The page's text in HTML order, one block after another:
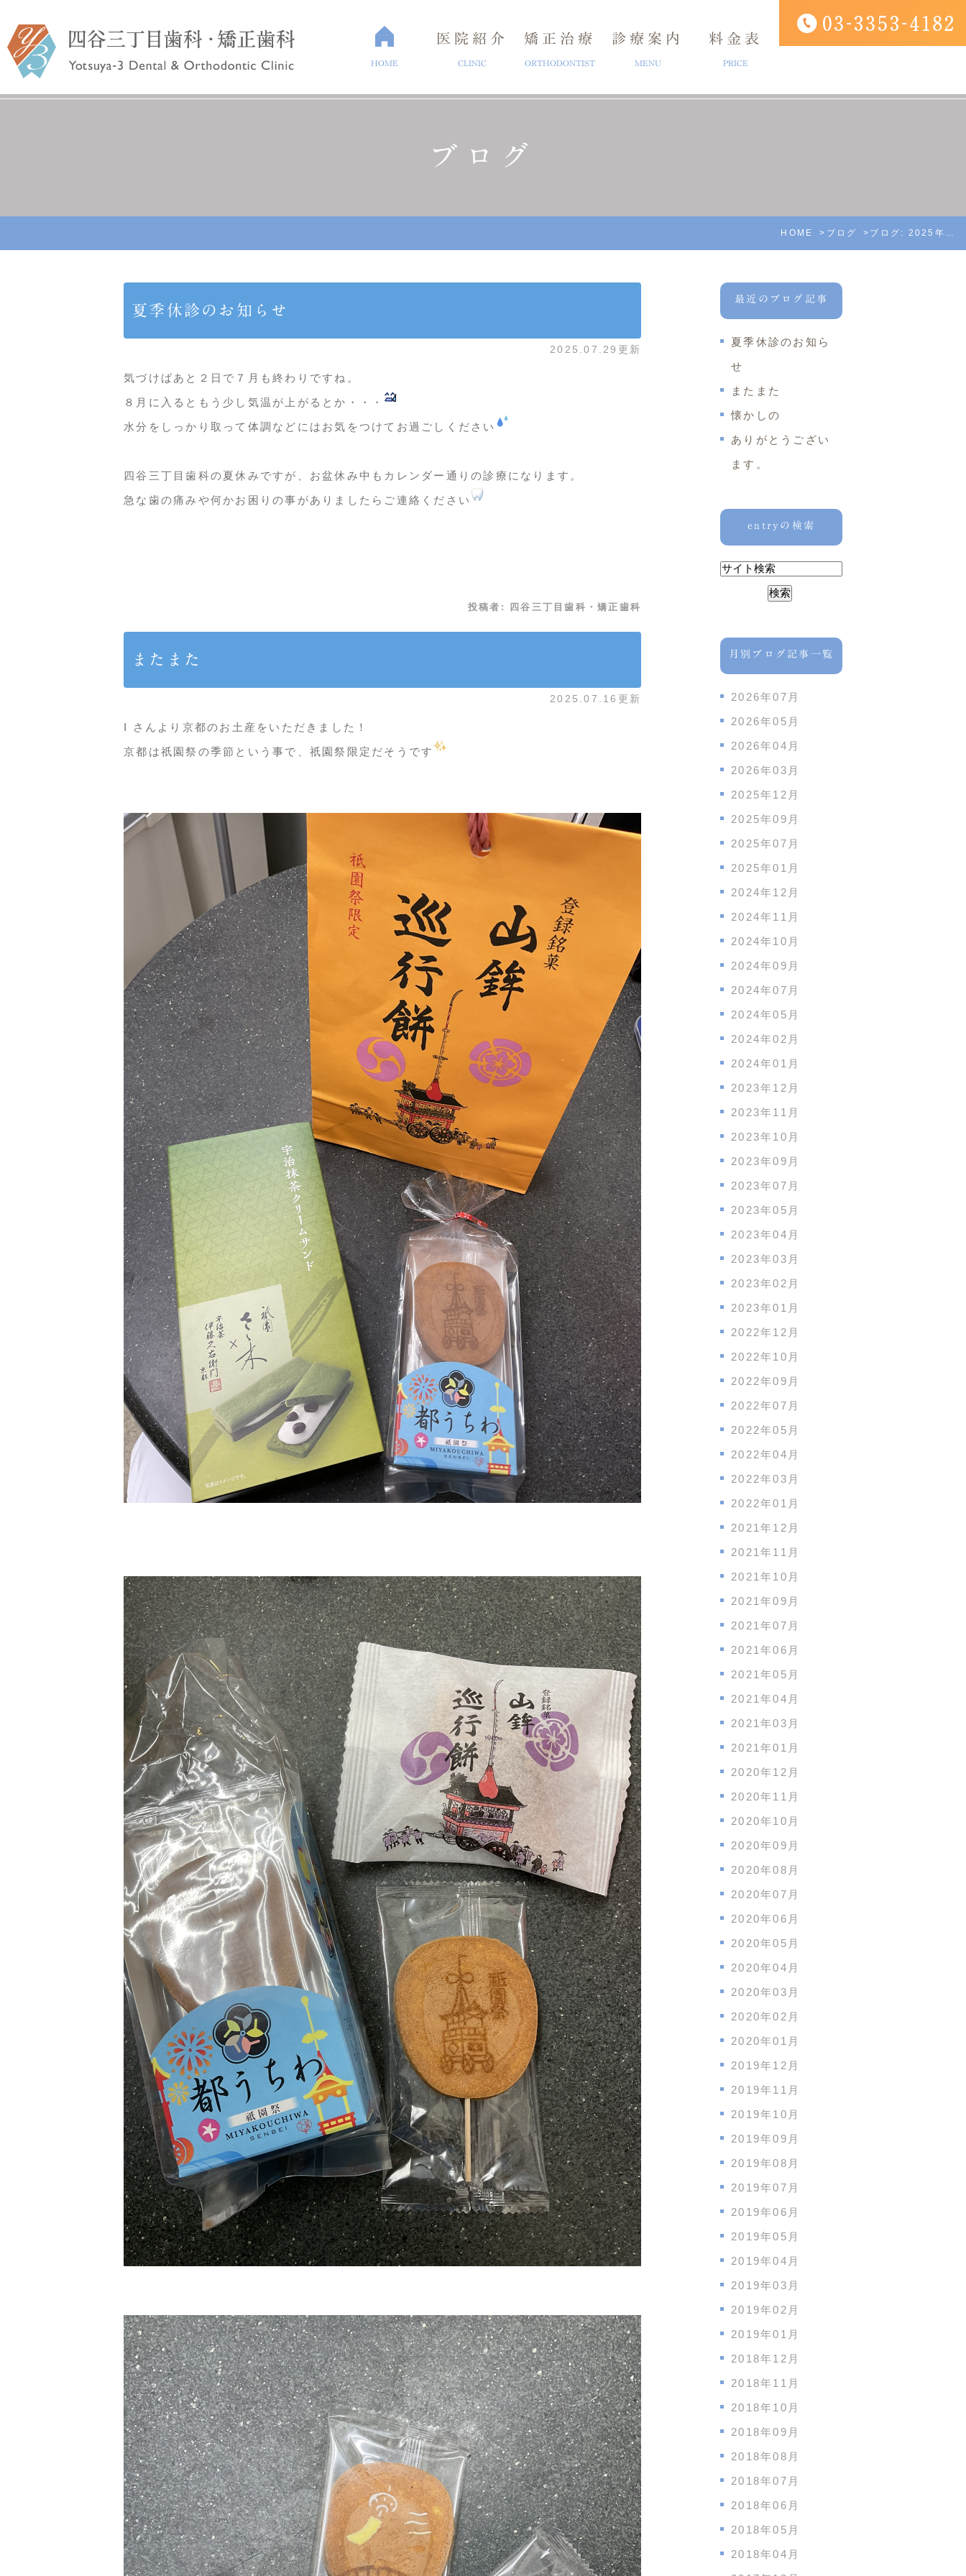
HOME
医院紹介
CLINIC
矯正治療
ORTHODONTIST
診療案内
MENU
料金表
PRICE
ブログ
HOME ブログ ブログ: 2025年7月
夏季休診のお知らせ
2025.07.29更新
気づけばあと２日で７月も終わりですね 。
８月に入るともう少し気温が上がるとか・・・
水分をしっかり取って体調などにはお気をつけてお過ごしください
四谷三丁目歯科の夏休みですが、お盆休み中もカレンダー通りの診療になります。
急な歯の痛みや何かお困りの事がありましたらご連絡ください
投稿者: 四谷三丁目歯科・矯正歯科
またまた
2025.07.16更新
I さんより京都のお土産をいただきました！
京都は祇園祭の季節という事で、祇園祭限定だそうです
最近のブログ記事
夏季休診のお知ら
せ
またまた
懐かしの
ありがとうござい
ます。
entryの検索
月別ブログ記事一覧
2026年07月
2026年05月
2026年04月
2026年03月
2025年12月
2025年09月
2025年07月
2025年01月
2024年12月
2024年11月
2024年10月
2024年09月
2024年07月
2024年05月
2024年02月
2024年01月
2023年12月
2023年11月
2023年10月
2023年09月
2023年07月
2023年05月
2023年04月
2023年03月
2023年02月
2023年01月
2022年12月
2022年10月
2022年09月
2022年07月
2022年05月
2022年04月
2022年03月
2022年01月
2021年12月
2021年11月
2021年10月
2021年09月
2021年07月
2021年06月
2021年05月
2021年04月
2021年03月
2021年01月
2020年12月
2020年11月
2020年10月
2020年09月
2020年08月
2020年07月
2020年06月
2020年05月
2020年04月
2020年03月
2020年02月
2020年01月
2019年12月
2019年11月
2019年10月
2019年09月
2019年08月
2019年07月
2019年06月
2019年05月
2019年04月
2019年03月
2019年02月
2019年01月
2018年12月
2018年11月
2018年10月
2018年09月
2018年08月
2018年07月
2018年06月
2018年05月
2018年04月